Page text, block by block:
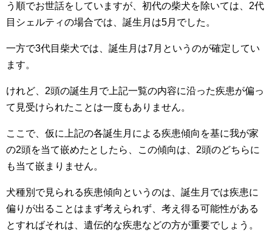
う順でお世話をしていますが、初代の柴犬を除いては、2代
目シェルティの場合では、誕生月は5月でした。
一方で3代目柴犬では、誕生月は7月というのが確定してい
ます。
けれど、2頭の誕生月で上記一覧の内容に沿った疾患が偏っ
て見受けられたことは一度もありません。
ここで、仮に上記の各誕生月による疾患傾向を基に我が家
の2頭を当て嵌めたとしたら、この傾向は、2頭のどちらに
も当て嵌まりません。
犬種別で見られる疾患傾向というのは、誕生月では疾患に
偏りが出ることはまず考えられず、考え得る可能性がある
とすればそれは、遺伝的な疾患などの方が重要でしょう。